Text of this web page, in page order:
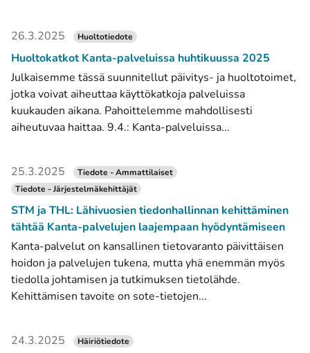
26.3.2025 Huoltotiedote
Huoltokatkot Kanta-palveluissa huhtikuussa 2025
Julkaisemme tässä suunnitellut päivitys- ja huoltotoimet,
jotka voivat aiheuttaa käyttökatkoja palveluissa
kuukauden aikana. Pahoittelemme mahdollisesti
aiheutuvaa haittaa. 9.4.: Kanta-palveluissa...
25.3.2025
Tiedote - Ammattilaiset
Tiedote - Järjestelmäkehittäjät
STM ja THL: Lähivuosien tiedonhallinnan kehittäminen
tähtää Kanta-palvelujen laajempaan hyödyntämiseen
Kanta-palvelut on kansallinen tietovaranto päivittäisen
hoidon ja palvelujen tukena, mutta yhä enemmän myös
tiedolla johtamisen ja tutkimuksen tietolähde.
Kehittämisen tavoite on sote-tietojen...
24.3.2025 Häiriötiedote